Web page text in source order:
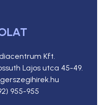
Kft.
Lajos utca 45-49.
955-955